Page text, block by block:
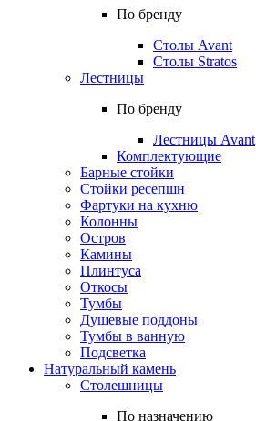
По бренду
Столы Avant
Столы Stratos
Лестницы
По бренду
Лестницы Avant
Комплектующие
Барные стойки
Стойки ресепшн
Фартуки на кухню
Колонны
Остров
Камины
Плинтуса
Откосы
Тумбы
Душевые поддоны
Тумбы в ванную
Подсветка
Натуральный камень
Столешницы
По назначению